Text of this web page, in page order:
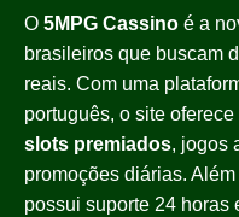
O 5MPG Cassino é a
brasileiros que buscam
reais. Com uma
português, o site
slots premiados, jogos
promoções diárias.
possui suporte 24 horas